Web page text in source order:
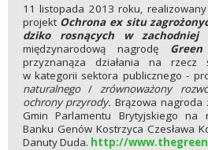
11 listopada 2013 roku,
projekt Ochrona ex situ
dziko rosnących w zachodniej
międzynarodową nagrodę
przyznanąza działania na rzecz
w kategorii sektora publicznego -
naturalnego /zrównoważony
ochrony przyrody. Brązowa nagroda
Gmin Parlamentu Brytyjskiego na
Banku Genów Kostrzyca Czesława
Danuty Duda. http://